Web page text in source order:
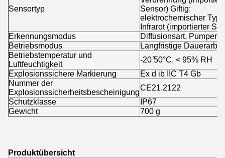
Sensortyp
Sensor) Giftig:
elektrochemischer Typ,
Infrarot (importierter
Erkennungsmodus
Diffusionsart,
Betriebsmodus
Langfristige
Betriebstemperatur und
Luftfeuchtigkeit
-20 ̊50°C, < 95% RH
Explosionssichere Markierung
Ex d ib IIC T4 Gb
Nummer der
Explosionssicherheitsbescheinigung
CE21.2122
Schutzklasse
IP67
Gewicht
700 g
Produktübersicht